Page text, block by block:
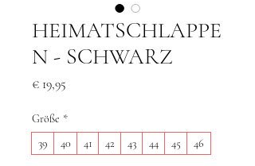
HEIMATSCHLAPPE
N - SCHWARZ
€ 19,95
Größe *
39
40 41 42 43 44 45 46